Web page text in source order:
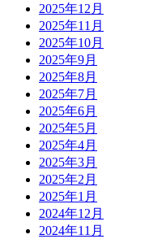
2025年12月
2025年11月
2025年10月
2025年9月
2025年8月
2025年7月
2025年6月
2025年5月
2025年4月
2025年3月
2025年2月
2025年1月
2024年12月
2024年11月